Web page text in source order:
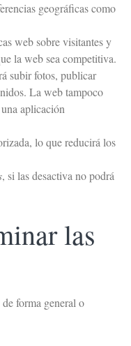
geográficas como
web sobre visitantes y
la web sea competitiva.
subir fotos, publicar
La web tampoco
aplicación
lo que reducirá los
, si las desactiva no podrá
las
forma general o